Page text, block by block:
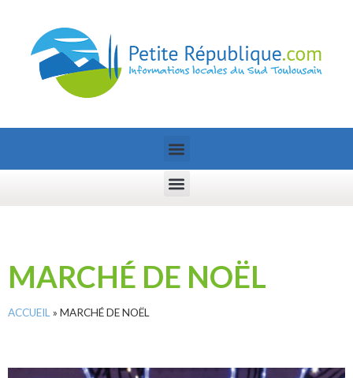
MARCHÉ DE NOËL
ACCUEIL » MARCHÉ DE NOËL